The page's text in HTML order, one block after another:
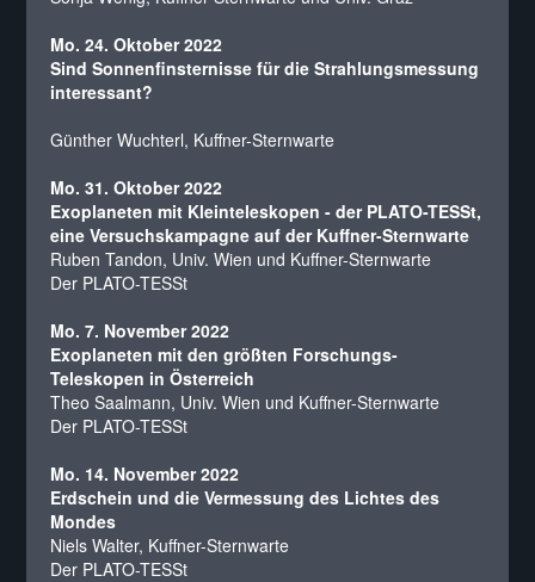
Mo. 24. Oktober 2022
Sind Sonnenfinsternisse für die Strahlungsmessung
interessant?
Günther Wuchterl, Kuffner-Sternwarte
Mo. 31. Oktober 2022
Exoplaneten mit Kleinteleskopen - der PLATO-TESSt,
eine Versuchskampagne auf der Kuffner-Sternwarte
Ruben Tandon, Univ. Wien und Kuffner-Sternwarte
Der PLATO-TESSt
Mo. 7. November 2022
Exoplaneten mit den größten Forschungs-
Teleskopen in Österreich
Theo Saalmann, Univ. Wien und Kuffner-Sternwarte
Der PLATO-TESSt
Mo. 14. November 2022
Erdschein und die Vermessung des Lichtes des
Mondes
Niels Walter, Kuffner-Sternwarte
Der PLATO-TESSt